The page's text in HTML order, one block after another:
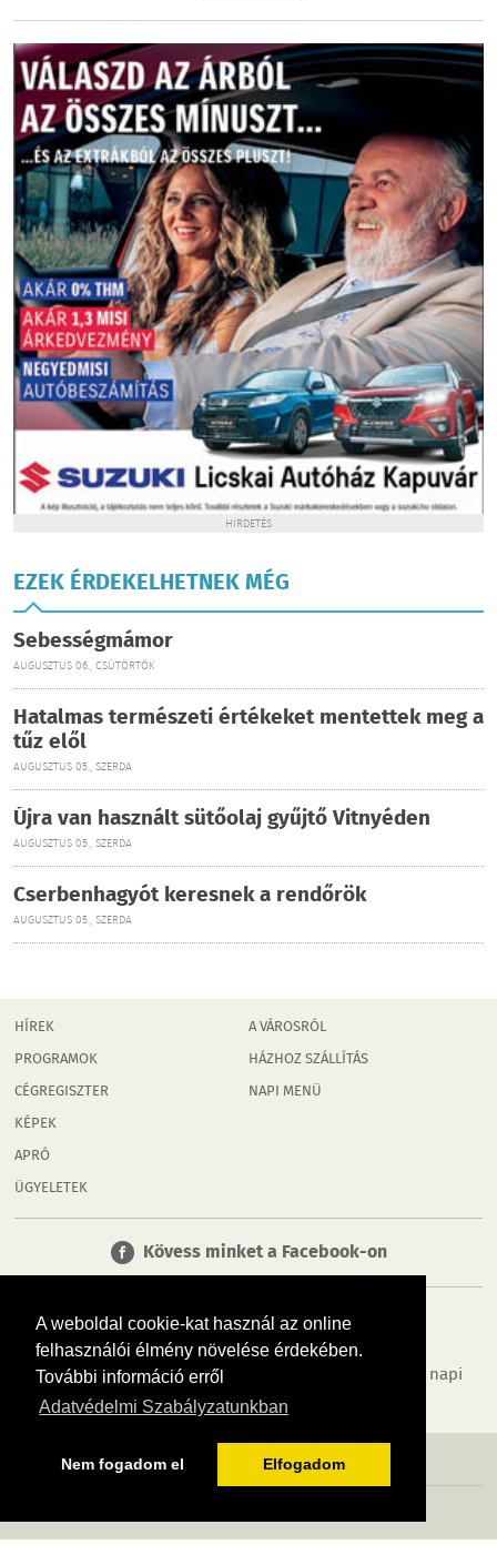
A weboldal cookie-kat használ az online
felhasználói élmény növelése érdekében.
További információ erről
Adatvédelmi Szabályzatunkban
Nem fogadom el Elfogadom
HIRDETÉS
EZEK ÉRDEKELHETNEK MÉG
Sebességmámor
AUGUSZTUS 06., CSÜTÖRTÖK
Hatalmas természeti értékeket mentettek meg a
tűz elől
AUGUSZTUS 05., SZERDA
Újra van használt sütőolaj gyűjtő Vitnyéden
AUGUSZTUS 05., SZERDA
Cserbenhagyót keresnek a rendőrök
AUGUSZTUS 05., SZERDA
HÍREK
PROGRAMOK
CÉGREGISZTER
KÉPEK
APRÓ
ÜGYELETEK
A VÁROSRÓL
HÁZHOZ SZÁLLÍTÁS
NAPI MENÜ
Kövess minket a Facebook-on
Tudj meg többet városodról! Hírek, programok, képek, napi
menü, cégek…. és minden, ami Rábaköz
MÉDIAAJÁNLÓ ADATVÉDELEM IMPRESSZUM RÓLUNK